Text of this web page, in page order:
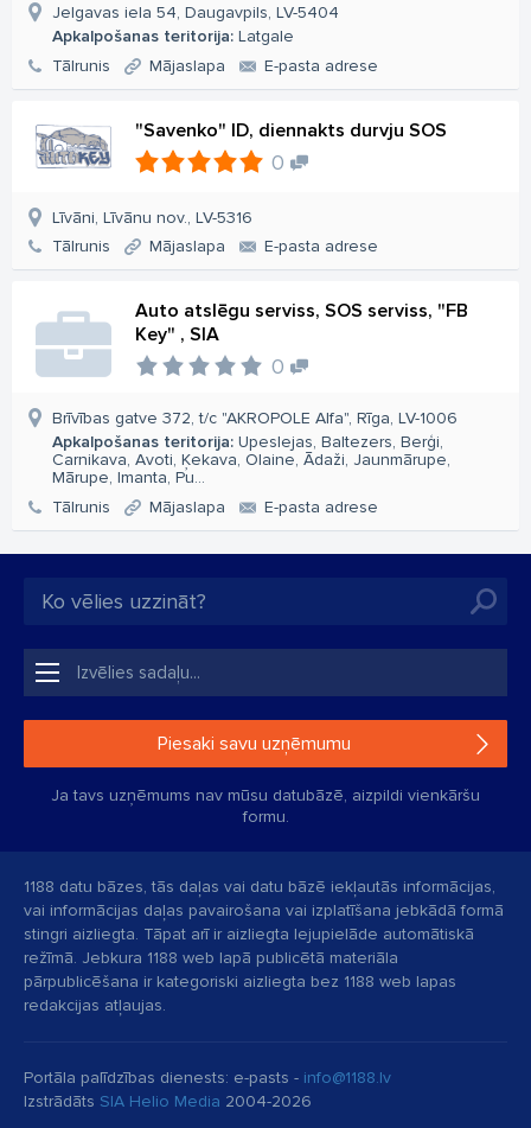
Jelgavas iela 54, Daugavpils, LV-5404
Apkalpošanas teritorija: Latgale
Tālrunis
Mājaslapa E-pasta adrese
"Savenko" ID, diennakts durvju SOS
0
Līvāni, Līvānu nov., LV-5316
Tālrunis
Mājaslapa E-pasta adrese
Auto atslēgu serviss, SOS serviss, "FB
Key" , SIA
0
Brīvības gatve 372, t/c "AKROPOLE Alfa", Rīga, LV-1006
Apkalpošanas teritorija: Upeslejas, Baltezers, Berģi,
Carnikava, Avoti, Ķekava, Olaine, Ādaži, Jaunmārupe,
Mārupe, Imanta, Pu...
Tālrunis
Mājaslapa E-pasta adrese
Piesaki savu uzņēmumu
Ja tavs uzņēmums nav mūsu datubāzē, aizpildi vienkāršu
formu.
1188 datu bāzes, tās daļas vai datu bāzē iekļautās informācijas,
vai informācijas daļas pavairošana vai izplatīšana jebkādā formā
stingri aizliegta. Tāpat arī ir aizliegta lejupielāde automātiskā
režīmā. Jebkura 1188 web lapā publicētā materiāla
pārpublicēšana ir kategoriski aizliegta bez 1188 web lapas
redakcijas atļaujas.
Portāla palīdzības dienests: e-pasts - info@1188.lv
Izstrādāts SIA Helio Media 2004-2026